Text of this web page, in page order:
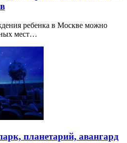
ребенка в Москве можно
мест…
планетарий, авангард